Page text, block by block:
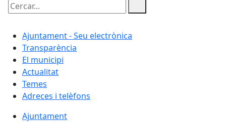
Cercar:
Ajuntament - Seu electrònica
Transparència
El municipi
Actualitat
Temes
Adreces i telèfons
Ajuntament